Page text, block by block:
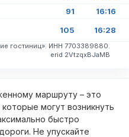
91 16:16
105 16:28
гостиниц». ИНН 7703389880.
erid 2VtzqxBJaMB
маршруту – это
могут возникнуть
быстро
Не упускайте